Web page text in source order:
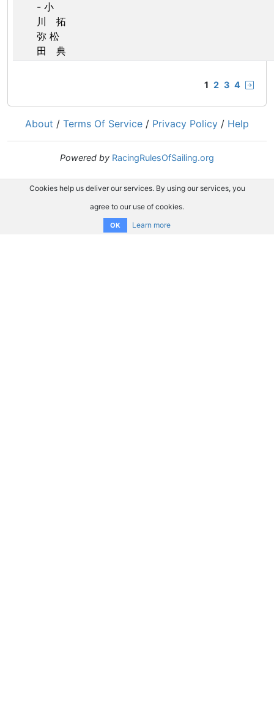
- 小
川 拓
弥 松
田 典
1 2 3 4
About / Terms Of Service / Privacy Policy / Help
Powered by RacingRulesOfSailing.org
Cookies help us deliver our services. By using our services, you
agree to our use of cookies.
OK Learn more